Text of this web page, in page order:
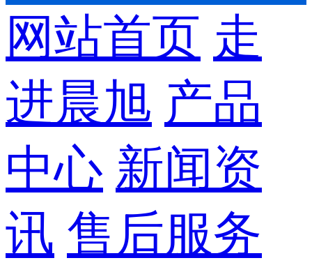
网站首页 走
进晨旭 产品
中心 新闻资
讯 售后服务